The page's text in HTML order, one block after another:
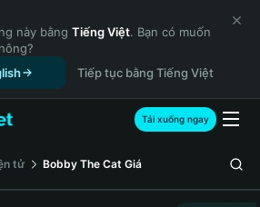
này bằng Tiếng Việt. Bạn có muốn
Tiếp tục bằng Tiếng Việt
Tải xuống ngay
tử Bobby The Cat Giá